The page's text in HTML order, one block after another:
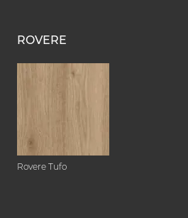
ROVERE
Rovere Tufo